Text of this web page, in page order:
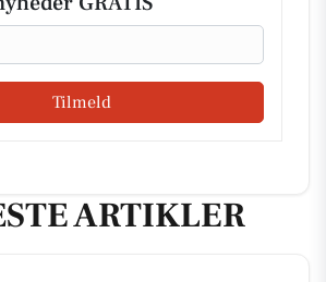
Tilmeld
ARTIKLER